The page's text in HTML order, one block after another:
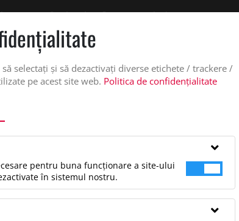
pe office@updateadv.ro. Pentru comenzile plasate pe site va
PERSONALIZARE DESPRE NOI CATALOAGE
selectați și să dezactivați diverse etichete / trackere /
pe acest site web. Politica de confidențialitate
pentru buna funcționare a site-ului
în sistemul nostru.